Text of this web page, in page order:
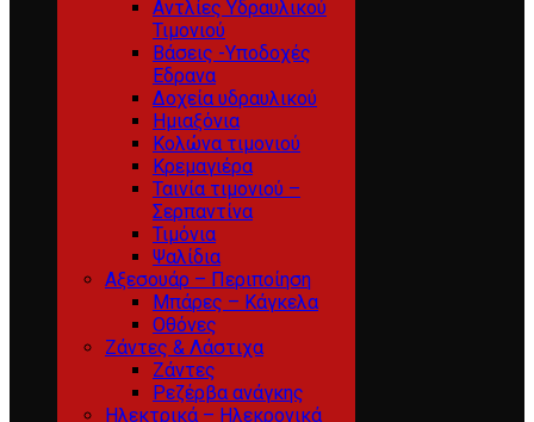
Αντλίες Υδραυλικού
Τιμονιού
Βάσεις -Υποδοχές
Εδρανα
Δοχεία υδραυλικού
Ημιαξόνια
Κολώνα τιμονιού
Κρεμαγιέρα
Ταινία τιμονιού –
Σερπαντίνα
Τιμόνια
Ψαλίδια
Αξεσουάρ – Περιποίηση
Μπάρες – Κάγκελα
Οθόνες
Ζάντες & Λάστιχα
Ζάντες
Ρεζέρβα ανάγκης
Ηλεκτρικά – Ηλεκρονικά